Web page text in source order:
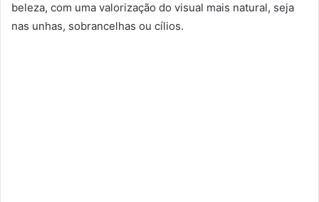
beleza, com uma valorização do visual mais natural, seja
nas unhas, sobrancelhas ou cílios.